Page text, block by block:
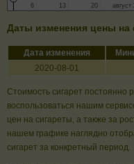
август
август
6
6 13
13 20
20
Даты изменения цены на
Дата изменения
2020-08-01
Стоимость сигарет постоянно
воспользоваться нашим
цен на сигареты, а также за
нашем графике наглядно
сигарет за конкретный период.